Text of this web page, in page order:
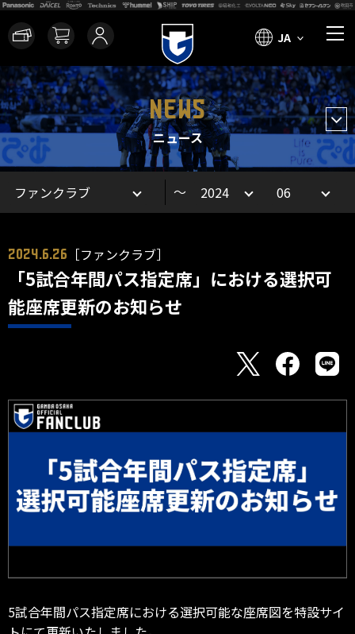
JA
NEWS
ニュース
～
2024.6.26 ［ファンクラブ］
「5試合年間パス指定席」における選択可
能座席更新のお知らせ
5試合年間パス指定席における選択可能な座席図を特設サイ